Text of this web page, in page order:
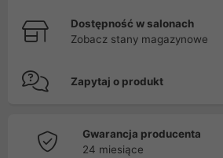
Dostępność w salonach
Zobacz stany magazynowe
Zapytaj o produkt
Gwarancja producenta
24 miesiące